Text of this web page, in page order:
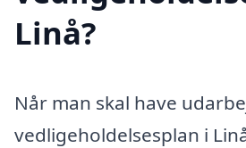
Linå?
Når man skal have
vedligeholdelsesplan i